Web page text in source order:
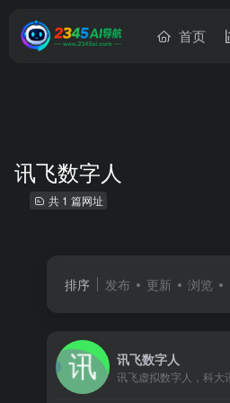
首页
讯飞数字人
共 1 篇网址
排序 发布 更新 浏览
讯飞数字人